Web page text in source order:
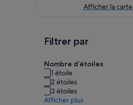
Afficher la carte
Filtrer par
Nombre d’étoiles
1 étoile
2 étoiles
3 étoiles
Afficher plus